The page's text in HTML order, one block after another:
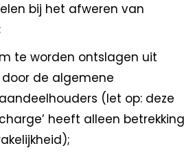
bij het afweren van
te worden ontslagen uit
de algemene
(let op: deze
heeft alleen betrekking